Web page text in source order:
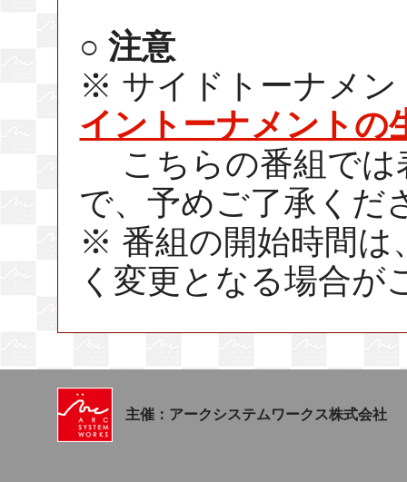
○ 注意
※ サイドトーナメン
イントーナメントの
こちらの番組では
で、予めご了承くだ
※ 番組の開始時間は
く変更となる場合が
主催：アークシステムワークス株式会社